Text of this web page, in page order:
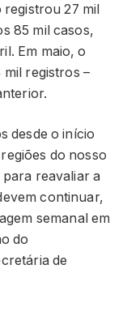
registrou 27 mil
85 mil casos,
Em maio, o
mil registros –
desde o início
do nosso
reavaliar a
continuar,
semanal em
do
de